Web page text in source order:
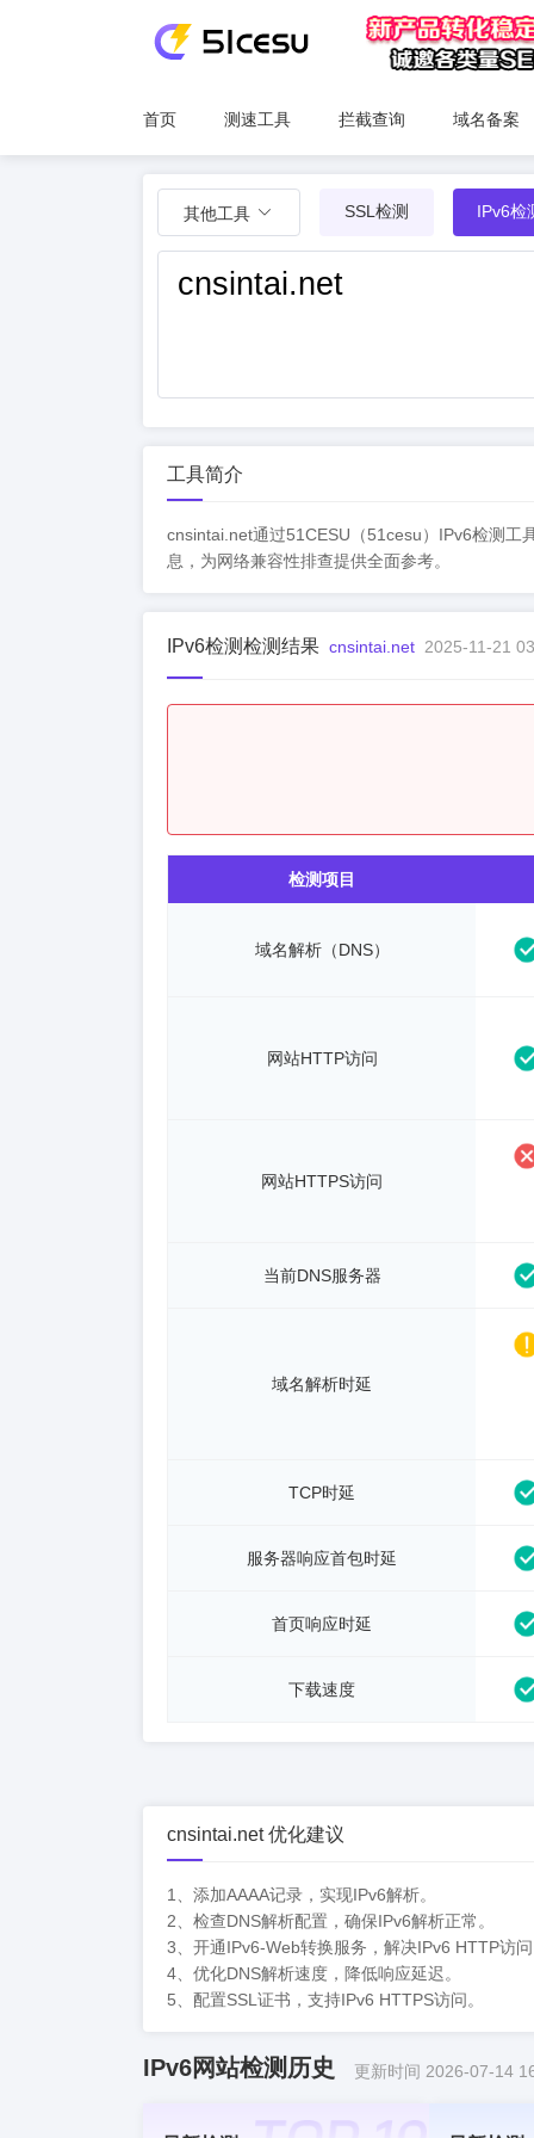
首页 测速工具 拦截查询 域名备案
其他工具 SSL检测 IPv6检
工具简介
cnsintai.net通过51CESU（51cesu）IPv6检测工
息，为网络兼容性排查提供全面参考。
IPv6检测检测结果 cnsintai.net 2025-11-21
检测项目
域名解析（DNS）
网站HTTP访问
网站HTTPS访问
当前DNS服务器
域名解析时延
TCP时延
服务器响应首包时延
首页响应时延
下载速度
cnsintai.net 优化建议
1、添加AAAA记录，实现IPv6解析。
2、检查DNS解析配置，确保IPv6解析正常。
3、开通IPv6-Web转换服务，解决IPv6 HTTP访
4、优化DNS解析速度，降低响应延迟。
5、配置SSL证书，支持IPv6 HTTPS访问。
IPv6网站检测历史 更新时间 2026-07-14